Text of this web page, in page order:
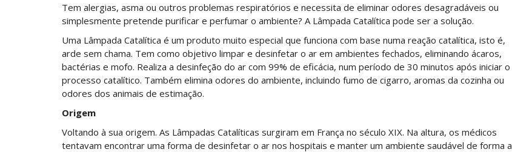
Tem alergias, asma ou outros problemas respiratórios e necessita de eliminar odores desagradáveis ou
simplesmente pretende purificar e perfumar o ambiente? A Lâmpada Catalítica pode ser a solução.
Uma Lâmpada Catalítica é um produto muito especial que funciona com base numa reação catalítica, isto é,
arde sem chama. Tem como objetivo limpar e desinfetar o ar em ambientes fechados, eliminando ácaros,
bactérias e mofo. Realiza a desinfeção do ar com 99% de eficácia, num período de 30 minutos após iniciar o
processo catalítico. Também elimina odores do ambiente, incluindo fumo de cigarro, aromas da cozinha ou
odores dos animais de estimação.
Origem
Voltando à sua origem. As Lâmpadas Catalíticas surgiram em França no século XIX. Na altura, os médicos
tentavam encontrar uma forma de desinfetar o ar nos hospitais e manter um ambiente saudável de forma a